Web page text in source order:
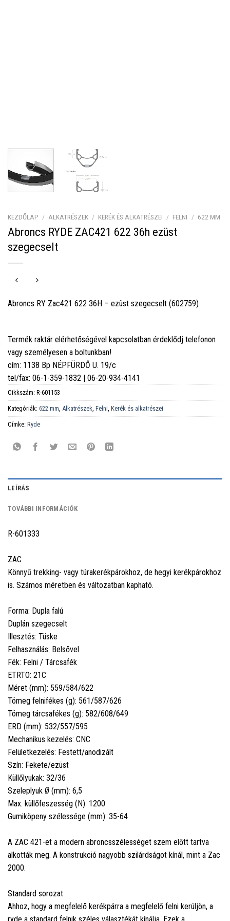
KEZDŐLAP / ALKATRÉSZEK / KERÉK ÉS ALKATRÉSZEI / FELNI / 622 MM
Abroncs RYDE ZAC421 622 36h ezüst
szegecselt
Abroncs RY Zac421 622 36H – ezüst szegecselt (602759)
Termék raktár elérhetőségével kapcsolatban érdeklődj telefonon
vagy személyesen a boltunkban!
cím: 1138 Bp NÉPFÜRDŐ U. 19/c
tel/fax: 06-1-359-1832 | 06-20-934-4141
Cikkszám: R-601153
Kategóriák: 622 mm, Alkatrészek, Felni, Kerék és alkatrészei
Címke: Ryde
LEÍRÁS
TOVÁBBI INFORMÁCIÓK
R-601333
ZAC
Könnyű trekking- vagy túrakerékpárokhoz, de hegyi kerékpárokhoz
is. Számos méretben és változatban kapható.
Forma: Dupla falú
Duplán szegecselt
Illesztés: Tüske
Felhasználás: Belsővel
Fék: Felni / Tárcsafék
ETRTO: 21C
Méret (mm): 559/584/622
Tömeg felnifékes (g): 561/587/626
Tömeg tárcsafékes (g): 582/608/649
ERD (mm): 532/557/595
Mechanikus kezelés: CNC
Felületkezelés: Festett/anodizált
Szín: Fekete/ezüst
Küllőlyukak: 32/36
Szeleplyuk Ø (mm): 6,5
Max. küllőfeszesség (N): 1200
Gumiköpeny szélessége (mm): 35-64
A ZAC 421-et a modern abroncsszélességet szem előtt tartva
alkották meg. A konstrukció nagyobb szilárdságot kínál, mint a Zac
2000.
Standard sorozat
Ahhoz, hogy a megfelelő kerékpárra a megfelelő felni kerüljön, a